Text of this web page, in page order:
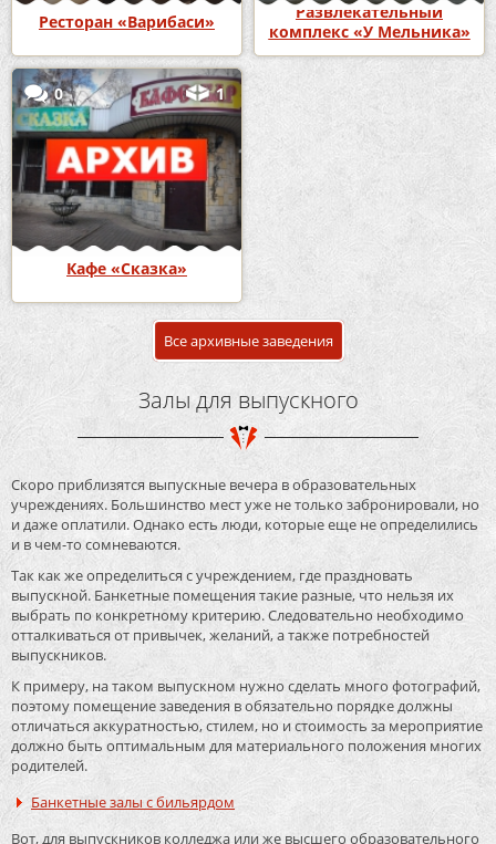
Ресторан «Варибаси»
Развлекательный
комплекс «У Мельника»
0 1
Кафе «Сказка»
Все архивные заведения
Залы для выпускного
Скоро приблизятся выпускные вечера в образовательных
учреждениях. Большинство мест уже не только забронировали, но
и даже оплатили. Однако есть люди, которые еще не определились
и в чем-то сомневаются.
Так как же определиться с учреждением, где праздновать
выпускной. Банкетные помещения такие разные, что нельзя их
выбрать по конкретному критерию. Следовательно необходимо
отталкиваться от привычек, желаний, а также потребностей
выпускников.
К примеру, на таком выпускном нужно сделать много фотографий,
поэтому помещение заведения в обязательно порядке должны
отличаться аккуратностью, стилем, но и стоимость за мероприятие
должно быть оптимальным для материального положения многих
родителей.
Банкетные залы с бильярдом
Вот, для выпускников колледжа или же высшего образовательного